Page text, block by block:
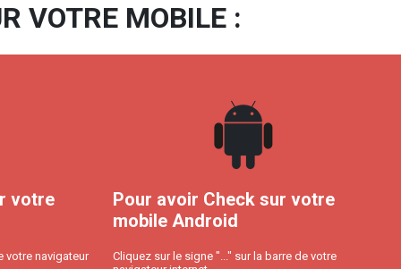
VOTRE MOBILE :
votre
votre navigateur
Pour avoir Check sur votre
mobile Android
Cliquez sur le signe "..." sur la barre de votre